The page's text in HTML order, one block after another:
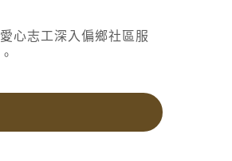
心志工深入偏鄉社區服